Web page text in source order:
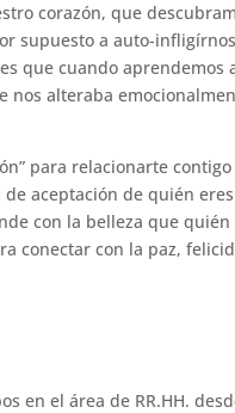
corazón, que
supuesto a auto-
que cuando aprendemos
nos alteraba
para relacionarte
de aceptación de quién
con la belleza que
conectar con la paz,
en el área de RR.HH.